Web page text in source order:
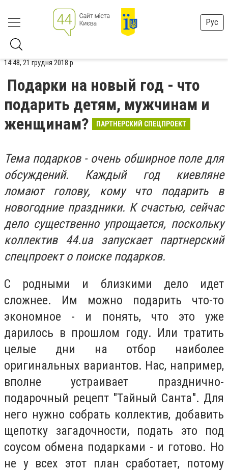
Рус
14:48, 21 грудня 2018 р.
Подарки на новый год - что
подарить детям, мужчинам и
женщинам?
ПАРТНЕРСКИЙ СПЕЦПРОЕКТ
Тема подарков - очень обширное поле для
обсуждений. Каждый год киевляне
ломают голову, кому что подарить в
новогодние праздники. К счастью, сейчас
дело существенно упрощается, поскольку
коллектив 44.ua запускает партнерский
спецпроект о поиске подарков.
С родными и близкими дело идет
сложнее. Им можно подарить что-то
экономное - и понять, что это уже
дарилось в прошлом году. Или тратить
целые дни на отбор наиболее
оригинальных вариантов. Нас, например,
вполне устраивает празднично-
подарочный рецепт "Тайный Санта". Для
него нужно собрать коллектив, добавить
щепотку загадочности, подать это под
соусом обмена подарками - и готово. Но
не у всех этот план сработает, потому